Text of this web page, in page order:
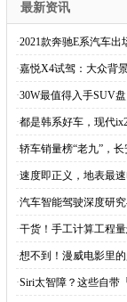
最新资讯
·2021款奔驰E系汽车出
·嘉悦X4试驾：大众背
·30W最值得入手SUV
·都是韩系好车，现代
·轿车销量榜“老九”，
·速度即正义，地表最
·汽车智能驾驶深度研
·干货！手工计算工程
·想不到！漫威电影里
·Siri太智障？这些自带